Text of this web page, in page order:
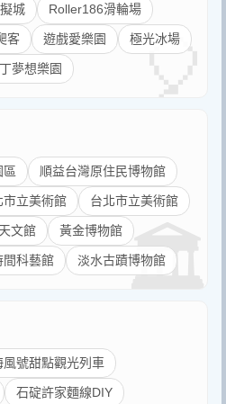
城 Roller186滑輪場
客 遊戲愛樂園 極光冰場
夢想樂園
區 順益台灣原住民博物館
市立美術館 台北市立美術館
文館 黃金博物館
間科藝館 淡水古蹟博物館
風號甜點觀光列車
石碇許家麵線DIY